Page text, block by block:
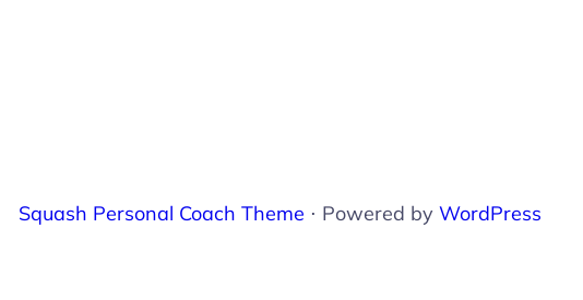
Squash Personal Coach Theme ⋅ Powered byWordPress